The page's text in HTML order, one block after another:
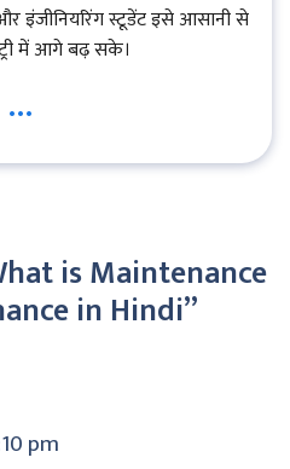
इंजीनियरिंग स्टूडेंट इसे आसानी से
में आगे बढ़ सके।
...
is Maintenance
in Hindi”
pm